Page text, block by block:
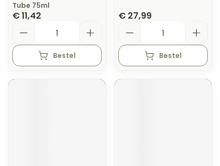
Tube 75ml
€ 11,42
Bestel
€ 27,99
Bestel